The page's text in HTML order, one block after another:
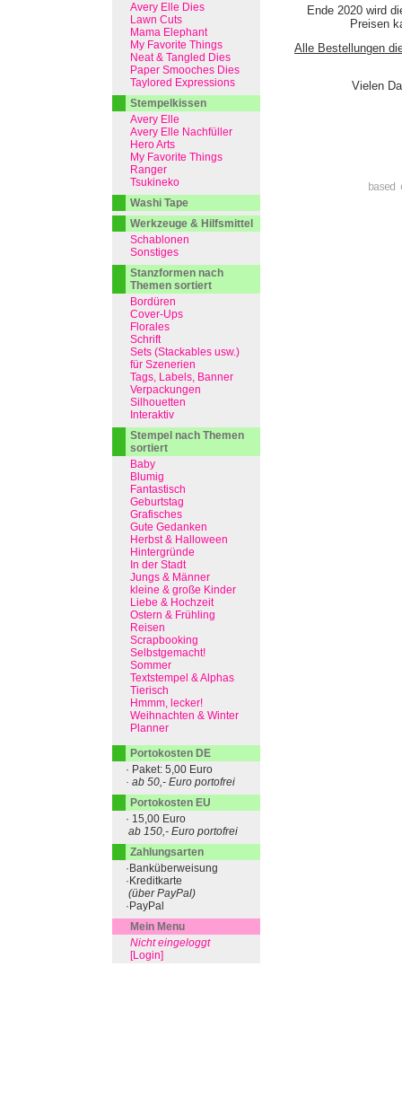
Ende 2020 wird
Preisen
Alle Bestellungen
Vielen
Avery Elle Dies
Lawn Cuts
Mama Elephant
My Favorite Things
Neat & Tangled Dies
Paper Smooches Dies
Taylored Expressions
Stempelkissen
Avery Elle
Avery Elle Nachfüller
Hero Arts
My Favorite Things
Ranger
Tsukineko
Washi Tape
Werkzeuge & Hilfsmittel
Schablonen
Sonstiges
Stanzformen nach
Themen sortiert
Bordüren
Cover-Ups
Florales
Schrift
Sets (Stackables usw.)
für Szenerien
Tags, Labels, Banner
Verpackungen
Silhouetten
Interaktiv
Stempel nach Themen
sortiert
Baby
Blumig
Fantastisch
Geburtstag
Grafisches
Gute Gedanken
Herbst & Halloween
Hintergründe
In der Stadt
Jungs & Männer
kleine & große Kinder
Liebe & Hochzeit
Ostern & Frühling
Reisen
Scrapbooking
Selbstgemacht!
Sommer
Textstempel & Alphas
Tierisch
Hmmm, lecker!
Weihnachten & Winter
Planner
Portokosten DE
· Paket: 5,00 Euro
· ab 50,- Euro portofrei
Portokosten EU
· 15,00 Euro
ab 150,- Euro portofrei
Zahlungsarten
·Banküberweisung
·Kreditkarte
(über PayPal)
·PayPal
Mein Menu
Nicht eingeloggt
[Login]